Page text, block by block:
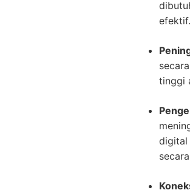
efektif.
tinggi
digital